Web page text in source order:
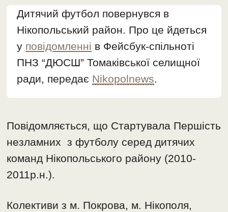
Дитячий футбол повернувся в
Нікопольський район. Про це йдеться
у повідомленні в Фейсбук-спільноті
ПНЗ “ДЮСШ” Томаківської селищної
ради, передає Nikopolnews.
Повідомляється, що Стартувала Першість
незламних з футболу серед дитячих
команд Нікопольського району (2010-
2011р.н.).
Колективи з м. Покрова, м. Нікополя,